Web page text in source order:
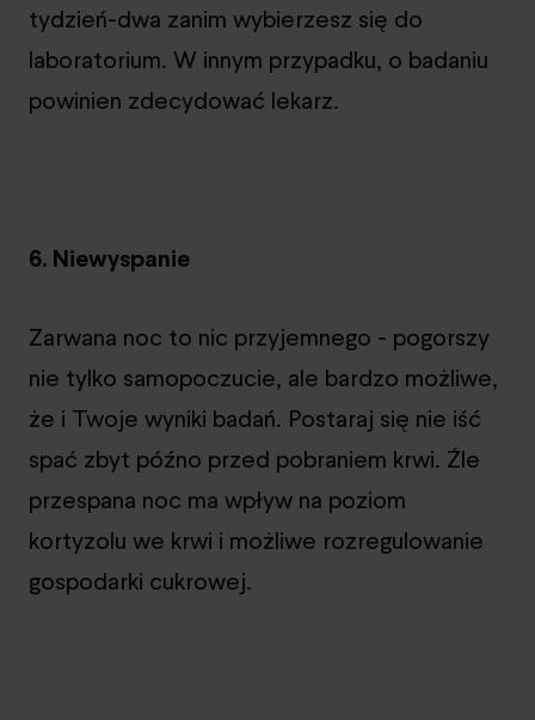
tydzień-dwa zanim wybierzesz się do
laboratorium. W innym przypadku, o badaniu
powinien zdecydować lekarz.
6. Niewyspanie
Zarwana noc to nic przyjemnego - pogorszy
nie tylko samopoczucie, ale bardzo możliwe,
że i Twoje wyniki badań. Postaraj się nie iść
spać zbyt późno przed pobraniem krwi. Źle
przespana noc ma wpływ na poziom
kortyzolu we krwi i możliwe rozregulowanie
gospodarki cukrowej.